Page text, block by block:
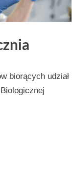
biorących udział